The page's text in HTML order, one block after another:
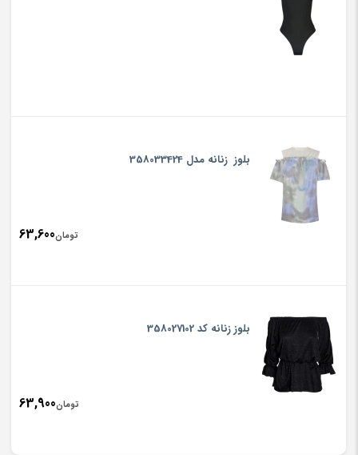
بلوز زنانه مدل 358033424
تومان63,600
بلوز زنانه کد 358027102
تومان63,900